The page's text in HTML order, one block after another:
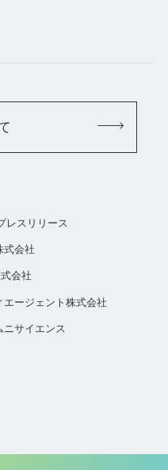
レスリリース
式会社
会社
エージェント株式会社
ニサイエンス